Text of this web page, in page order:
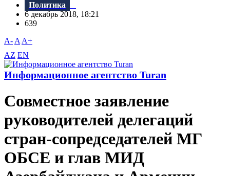
Политика
6 декабрь 2018, 18:21
639
A- A A+
AZ EN
Информационное агентство Turan
Совместное заявление
руководителей делегаций
стран-сопредседателей МГ
ОБСЕ и глав МИД